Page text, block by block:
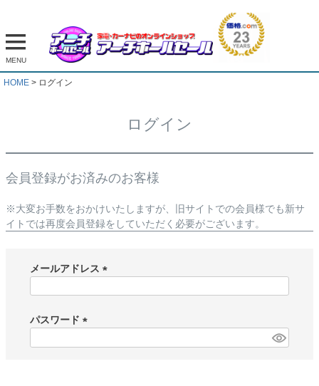
MENU
HOME ログイン
ログイン
会員登録がお済みのお客様
※大変お手数をおかけいたしますが、旧サイトでの会員様でも新サ
イトでは再度会員登録をしていただく必要がございます。
メールアドレス
)
パスワード